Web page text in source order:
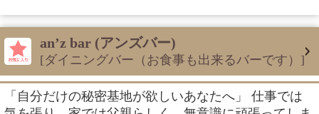
an’z bar (アンズバー)
[ダイニングバー（お食事も出来るバーです）]
「自分だけの秘密基地が欲しいあなたへ」 仕事では